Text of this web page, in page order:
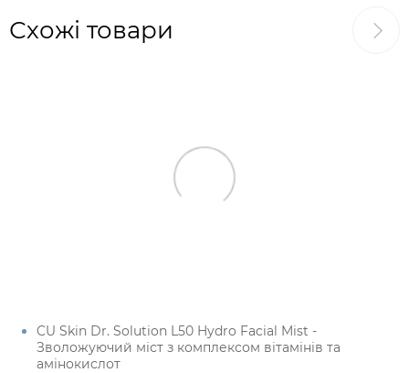
Схожі товари
CU Skin Dr. Solution L50 Hydro Facial Mist -
Зволожуючий міст з комплексом вітамінів та
амінокислот